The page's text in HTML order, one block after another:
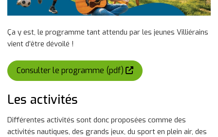
Ça y est, le programme tant attendu par les jeunes Villiérains
vient d’être dévoilé !
Consulter le programme (pdf) (nouvelle fenêtre)
Les activités
Différentes activités sont donc proposées comme des
activités nautiques, des grands jeux, du sport en plein air, des